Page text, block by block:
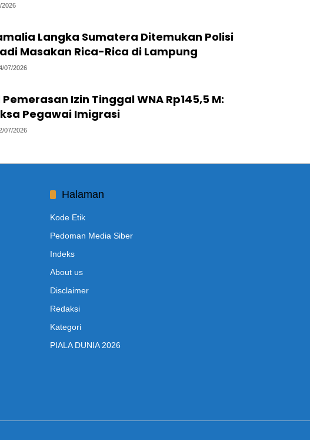
2026
Langka Sumatera Ditemukan Polisi
Masakan Rica-Rica di Lampung
07/2026
Izin Tinggal WNA Rp145,5 M:
Pegawai Imigrasi
07/2026
Halaman
Kode Etik
Pedoman Media Siber
Indeks
About us
Disclaimer
Redaksi
Kategori
PIALA DUNIA 2026